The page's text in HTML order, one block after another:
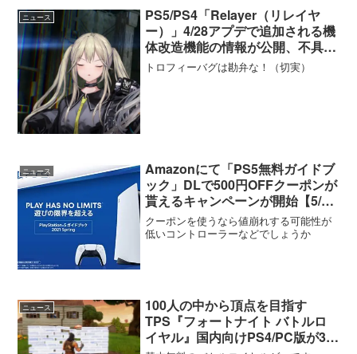
ニュース
PS5/PS4「Relayer（リレイヤ
ー）」4/28アプデで追加される機
体改造機能の情報が公開、不具合
修正でトロフィーコンプも可能に
なる？
トロフィーバグは勘弁な！（切実）
ニュース
Amazonにて「PS5無料ガイドブ
ック」DLで500円OFFクーポンが
貰えるキャンペーンが開始【5/31
まで】
クーポンを使うなら値崩れする可能性が
低いコントローラーなどでしょうか
ニュース
100人の中から頂点を目指す
TPS『フォートナイト バトルロ
イヤル』国内向けPS4/PC版が3月